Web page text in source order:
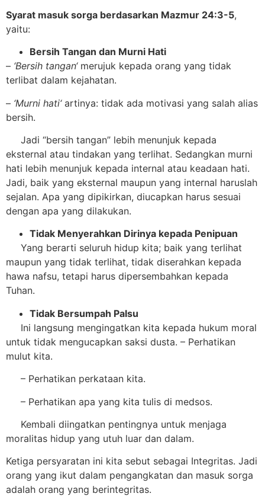
Syarat masuk sorga berdasarkan Mazmur 24:3-5,
yaitu:
Bersih Tangan dan Murni Hati
– ‘Bersih tangan‘merujuk kepada orang yang tidak
terlibat dalam kejahatan.
– ‘Murni hati‘artinya: tidak ada motivasi yang salah alias
bersih.
Jadi “bersih tangan” lebih menunjuk kepada
eksternal atau tindakan yang terlihat. Sedangkan murni
hati lebih menunjuk kepada internal atau keadaan hati.
Jadi, baik yang eksternal maupun yang internal haruslah
sejalan. Apa yang dipikirkan, diucapkan harus sesuai
dengan apa yang dilakukan.
Tidak Menyerahkan Dirinya kepada Penipuan
Yang berarti seluruh hidup kita; baik yang terlihat
maupun yang tidak terlihat, tidak diserahkan kepada
hawa nafsu, tetapi harus dipersembahkan kepada
Tuhan.
Tidak Bersumpah Palsu
Ini langsung mengingatkan kita kepada hukum moral
untuk tidak mengucapkan saksi dusta. – Perhatikan
mulut kita.
– Perhatikan perkataan kita.
– Perhatikan apa yang kita tulis di medsos.
Kembali diingatkan pentingnya untuk menjaga
moralitas hidup yang utuh luar dan dalam.
Ketiga persyaratan ini kita sebut sebagai Integritas. Jadi
orang yang ikut dalam pengangkatan dan masuk sorga
adalah orang yang berintegritas.